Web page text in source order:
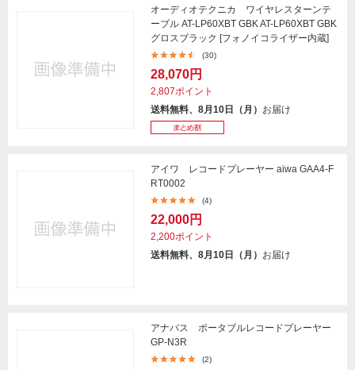
オーディオテクニカ ワイヤレスターンテ
ーブル AT-LP60XBT GBK AT-LP60XBT GBK
グロスブラック [フォノイコライザー内蔵]
(30)
28,070円
2,807ポイント
送料無料、8月10日（月） お届け
アイワ レコードプレーヤー aiwa GAA4-F
RT0002
(4)
22,000円
2,200ポイント
送料無料、8月10日（月） お届け
アナバス ポータブルレコードプレーヤー
GP-N3R
(2)